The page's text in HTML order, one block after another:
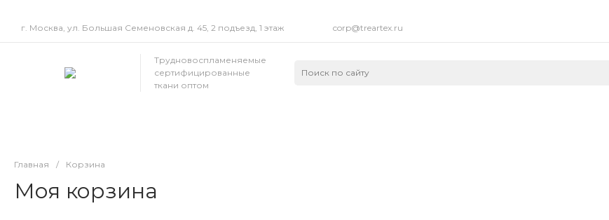
г. Москва, ул. Большая Семеновская д. 45, 2 подъезд, 1 этаж corp@treartex.ru
Трудновоспламеняемые
сертифицированные
ткани оптом
Главная / Корзина
Моя корзина